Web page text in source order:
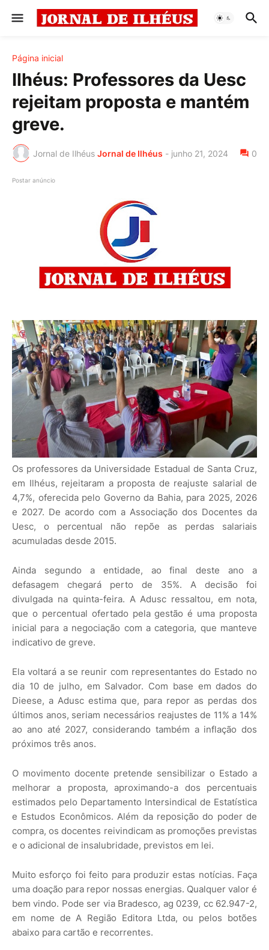
Página inicial
Ilhéus: Professores da Uesc
rejeitam proposta e mantém
greve.
Jornal de Ilhéus Jornal de Ilhéus - junho 21, 2024 0
Postar anúncio
Os professores da Universidade Estadual de Santa Cruz,
em Ilhéus, rejeitaram a proposta de reajuste salarial de
4,7%, oferecida pelo Governo da Bahia, para 2025, 2026
e 2027. De acordo com a Associação dos Docentes da
Uesc, o percentual não repõe as perdas salariais
acumuladas desde 2015.
Ainda segundo a entidade, ao final deste ano a
defasagem chegará perto de 35%. A decisão foi
divulgada na quinta-feira. A Adusc ressaltou, em nota,
que o percentual ofertado pela gestão é uma proposta
inicial para a negociação com a categoria, que manteve
indicativo de greve.
Ela voltará a se reunir com representantes do Estado no
dia 10 de julho, em Salvador. Com base em dados do
Dieese, a Adusc estima que, para repor as perdas dos
últimos anos, seriam necessários reajustes de 11% a 14%
ao ano até 2027, considerando também a inflação dos
próximos três anos.
O movimento docente pretende sensibilizar o Estado a
melhorar a proposta, aproximando-a dos percentuais
estimados pelo Departamento Intersindical de Estatística
e Estudos Econômicos. Além da reposição do poder de
compra, os docentes reivindicam as promoções previstas
e o adicional de insalubridade, previstos em lei.
Muito esforço foi feito para produzir estas notícias. Faça
uma doação para repor nossas energias. Qualquer valor é
bem vindo. Pode ser via Bradesco, ag 0239, cc 62.947-2,
em nome de A Região Editora Ltda, ou pelos botões
abaixo para cartão e recorrentes.